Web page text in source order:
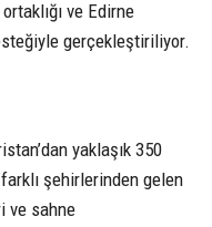
ve Edirne
gerçekleştiriliyor.
yaklaşık 350
şehirlerinden gelen
ve sahne